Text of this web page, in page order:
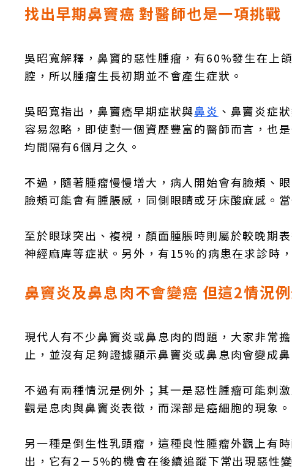
找出早期鼻竇癌 對醫師也是一項挑戰
吳昭寬解釋，鼻竇的惡性腫瘤，有60%發生在上
腔，所以腫瘤生長初期並不會產生症狀。
吳昭寬指出，鼻竇癌早期症狀與鼻炎 、鼻竇炎症
容易忽略，即使對一個資歷豐富的醫師而言，也
均間隔有6個月之久。
不過，隨著腫瘤慢慢增大，病人開始會有臉頰、
臉頰可能會有腫脹感，同側眼睛或牙床酸麻感。
至於眼球突出、複視，顏面腫脹時則屬於較晚期
神經麻庳等症狀。另外，有15%的病患在求診時
鼻竇炎及鼻息肉不會變癌 但這2情況
現代人有不少鼻竇炎或鼻息肉的問題，大家非常
止，並沒有足夠證據顯示鼻竇炎或鼻息肉會變成
不過有兩種情況是例外；其一是惡性腫瘤可能刺
觀是息肉與鼻竇炎表徵，而深部是癌細胞的現象。
另一種是倒生性乳頭瘤，這種良性腫瘤外觀上有
出，它有2－5%的機會在後續追蹤下常出現惡性